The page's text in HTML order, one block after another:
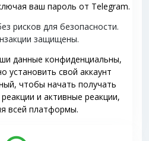
ваш пароль от Telegram.
рисков для безопасности.
защищены.
данные конфиденциальны,
установить свой аккаунт
чтобы начать получать
и активные реакции,
всей платформы.